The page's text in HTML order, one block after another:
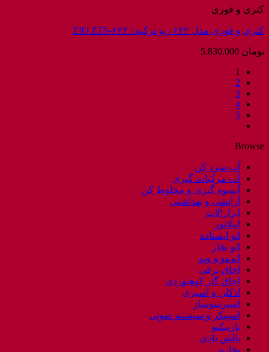
کتری و قوری
کتری و قوری مدل ۶۲۲ زیو ترکیه / ZIO ZTS-۶۲۲
تومان
1
2
3
4
5
Browse
آب سرد کن
آب مرکبات گیری
آبمیوه گیری و مخلوط کن
آرایشی و بهداشتی
ابزارآلات
اپیلاتور
اتو ایستاده
اتو بخار
اتومو و ویو
اجاق برقی
اجاق گاز کوهنوردی
ادکلن و اسپری
اسپرسوساز
اسپیکر و سیستم صوتی
باربیکیو
بالش بادی
بخارپز